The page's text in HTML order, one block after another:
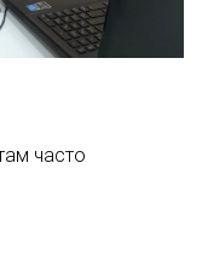
часто